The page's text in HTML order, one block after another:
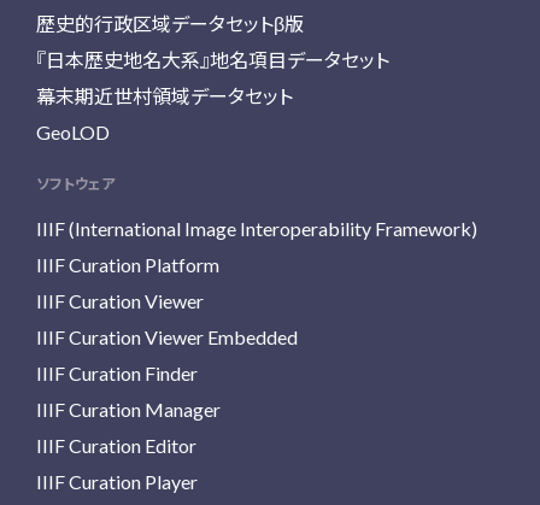
歴史的行政区域データセットβ版
『日本歴史地名大系』地名項目データセット
幕末期近世村領域データセット
GeoLOD
ソフトウェア
IIIF (International Image Interoperability Framework)
IIIF Curation Platform
IIIF Curation Viewer
IIIF Curation Viewer Embedded
IIIF Curation Finder
IIIF Curation Manager
IIIF Curation Editor
IIIF Curation Player